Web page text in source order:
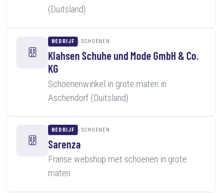
(Duitsland)
BEDRIJF SCHOENEN
Klahsen Schuhe und Mode GmbH & Co.
KG
Schoenenwinkel in grote maten in
Aschendorf (Duitsland)
BEDRIJF SCHOENEN
Sarenza
Franse webshop met schoenen in grote
maten